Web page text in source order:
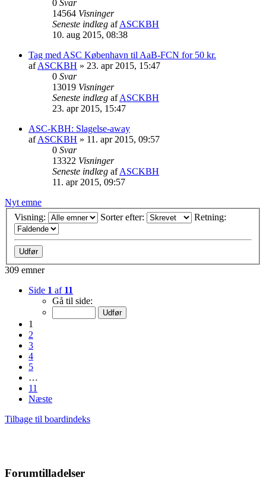
0 Svar
14564 Visninger
Seneste indlæg afASCKBH
10. aug 2015, 08:38
Tag med ASC København til AaB-FCN for 50 kr.
afASCKBH » 23. apr 2015, 15:47
0 Svar
13019 Visninger
Seneste indlæg afASCKBH
23. apr 2015, 15:47
ASC-KBH: Slagelse-away
afASCKBH » 11. apr 2015, 09:57
0 Svar
13322 Visninger
Seneste indlæg afASCKBH
11. apr 2015, 09:57
Nyt emne
Visning:
Sorter efter: Retning:
309 emner
Side 1 af 11
Gå til side:
1
2
3
4
5
…
11
Næste
Tilbage til boardindeks
Forumtilladelser